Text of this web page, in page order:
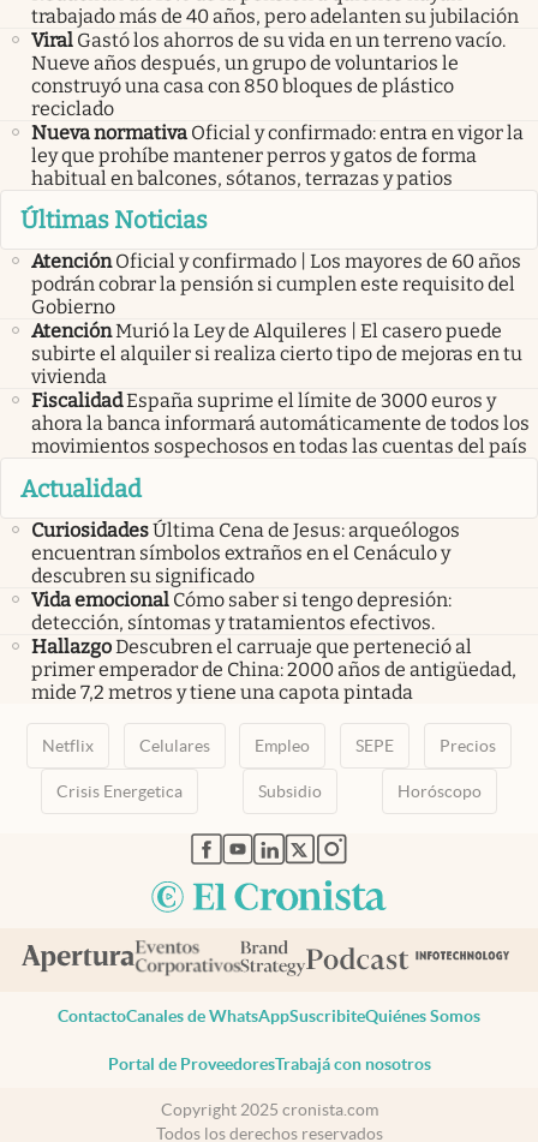
trabajado más de 40 años, pero adelanten su jubilación
Viral Gastó los ahorros de su vida en un terreno vacío.
Nueve años después, un grupo de voluntarios le
construyó una casa con 850 bloques de plástico
reciclado
Nueva normativa Oficial y confirmado: entra en vigor la
ley que prohíbe mantener perros y gatos de forma
habitual en balcones, sótanos, terrazas y patios
Últimas Noticias
Atención Oficial y confirmado | Los mayores de 60 años
podrán cobrar la pensión si cumplen este requisito del
Gobierno
AtenciónMurió la Ley de Alquileres | El casero puede
subirte el alquiler si realiza cierto tipo de mejoras en tu
vivienda
FiscalidadEspaña suprime el límite de 3000 euros y
ahora la banca informará automáticamente de todos los
movimientos sospechosos en todas las cuentas del país
Actualidad
CuriosidadesÚltima Cena de Jesus: arqueólogos
encuentran símbolos extraños en el Cenáculo y
descubren su significado
Vida emocional Cómo saber si tengo depresión:
detección, síntomas y tratamientos efectivos.
HallazgoDescubren el carruaje que perteneció al
primer emperador de China: 2000 años de antigüedad,
mide 7,2 metros y tiene una capota pintada
Netflix Celulares Empleo SEPE Precios
Crisis Energetica Subsidio Horóscopo
abre en nueva pestaña
abre en nueva pestaña
abre en nueva pestaña
abre en nueva pestaña
abre en nueva pestaña
ContactoCanales de WhatsAppSuscribiteQuiénes Somos
Portal de ProveedoresTrabajá con nosotros
Copyright 2025 cronista.com
Todos los derechos reservados